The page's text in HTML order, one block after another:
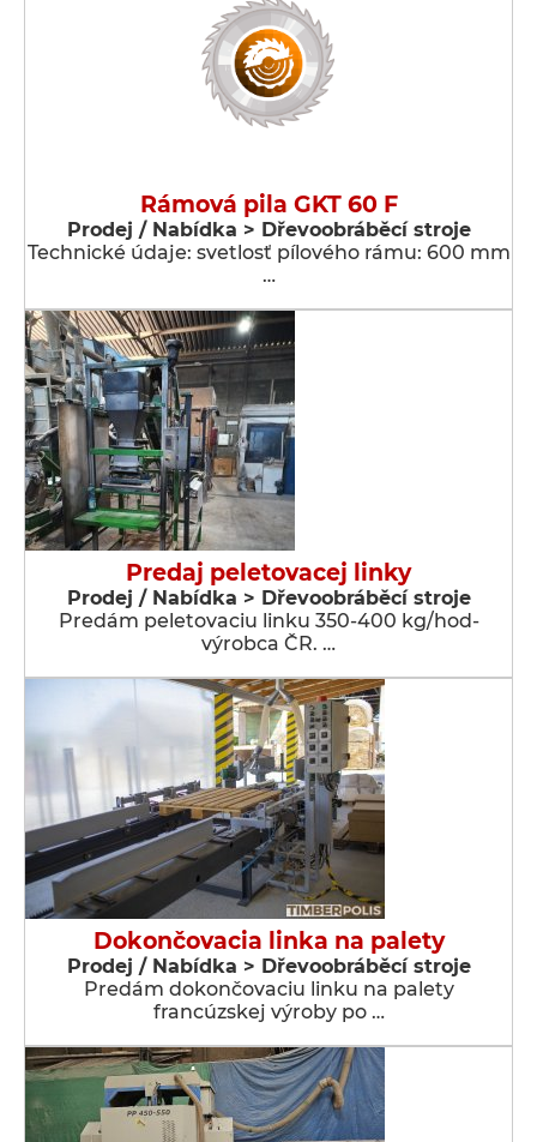
Rámová pila GKT 60 F
Prodej / Nabídka > Dřevoobráběcí stroje
Technické údaje: svetlosť pílového rámu: 600 mm
…
Predaj peletovacej linky
Prodej / Nabídka > Dřevoobráběcí stroje
Predám peletovaciu linku 350-400 kg/hod-
výrobca ČR. …
Dokončovacia linka na palety
Prodej / Nabídka > Dřevoobráběcí stroje
Predám dokončovaciu linku na palety
francúzskej výroby po …